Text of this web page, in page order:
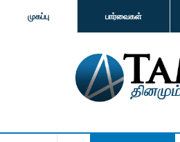
முகப்பு பார்வைகள்